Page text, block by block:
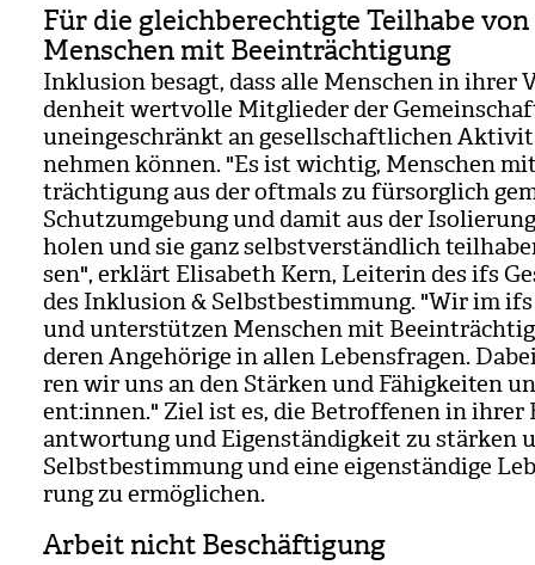
Für die gleichberechtigte Teilhabe von
Menschen mit Beeinträchtigung
Inklu­sion besagt, dass alle Men­schen in ihrer
den­heit wert­volle Mit­glie­der der
unein­ge­schränkt an gesell­schaft­li­chen
neh­men kön­nen. "Es ist wich­tig, Men­schen
träch­ti­gung aus der oft­mals zu für­sorg­lich
Schutz­um­ge­bung und damit aus der
ho­len und sie ganz selbst­ver­ständ­lich
sen", erklärt Eli­sa­beth Kern, Lei­te­rin des ifs
des Inklu­sion & Selbst­be­stim­mung. "Wir im
und unter­stüt­zen Men­schen mit
deren Ange­hö­rige in allen Lebens­fra­gen.
ren wir uns an den Stär­ken und Fähig­kei­ten
ent:innen." Ziel ist es, die Betrof­fe­nen in ihrer
ant­wor­tung und Eigen­stän­dig­keit zu stär­ken
Selbst­be­stim­mung und eine eigen­stän­dige
rung zu ermög­li­chen.
Arbeit nicht Beschäftigung